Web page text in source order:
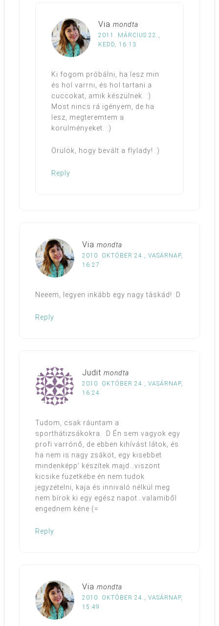
Via mondta
2011. MÁRCIUS 22.,
KEDD, 16:13
Ki fogom próbálni, ha lesz min
és hol varrni, és hol tartani a
cuccokat, amik készülnek. :)
Most nincs rá igényem, de ha
lesz, megteremtem a
körülményeket. :)
Örülök, hogy bevált a flylady! :)
Reply
Via mondta
2010. OKTÓBER 24., VASÁRNAP,
16:27
Neeem, legyen inkább egy nagy táskád! :D
Reply
Judit mondta
2010. OKTÓBER 24., VASÁRNAP,
16:24
Tudom, csak ráuntam a
sporthátizsákokra. :D Én sem vagyok egy
profi varrónő, de ebben kihívást látok, és
ha nem is nagy zsákot, egy kisebbet
mindenképp’ készítek majd…viszont
kicsike füzetkébe én nem tudok
jegyzetelni, kaja és innivaló nélkül meg
nem bírok ki egy egész napot…valamiből
engednem kéne (=
Reply
Via mondta
2010. OKTÓBER 24., VASÁRNAP,
15:49